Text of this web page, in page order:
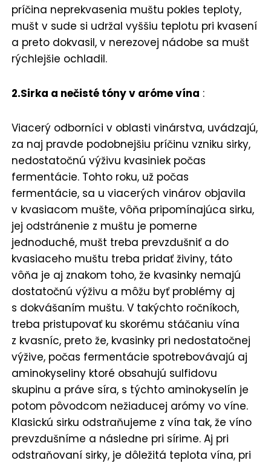
príčina neprekvasenia muštu pokles teploty,
mušt v sude si udržal vyššiu teplotu pri kvasení
a preto dokvasil, v nerezovej nádobe sa mušt
rýchlejšie ochladil.
2.Sirka a nečisté tóny v aróme vína :
Viacerý odborníci v oblasti vinárstva, uvádzajú,
za naj pravde podobnejšiu príčinu vzniku sirky,
nedostatočnú výživu kvasiniek počas
fermentácie. Tohto roku, už počas
fermentácie, sa u viacerých vinárov objavila
v kvasiacom mušte, vôňa pripomínajúca sirku,
jej odstránenie z muštu je pomerne
jednoduché, mušt treba prevzdušniť a do
kvasiaceho muštu treba pridať živiny, táto
vôňa je aj znakom toho, že kvasinky nemajú
dostatočnú výživu a môžu byť problémy aj
s dokvášaním muštu. V takýchto ročníkoch,
treba pristupovať ku skorému stáčaniu vína
z kvasníc, preto že, kvasinky pri nedostatočnej
výžive, počas fermentácie spotrebovávajú aj
aminokyseliny ktoré obsahujú sulfidovu
skupinu a práve síra, s týchto aminokyselín je
potom pôvodcom nežiaducej arómy vo víne.
Klasickú sirku odstraňujeme z vína tak, že víno
prevzdušníme a následne pri sírime. Aj pri
odstraňovaní sirky, je dôležitá teplota vína, pri